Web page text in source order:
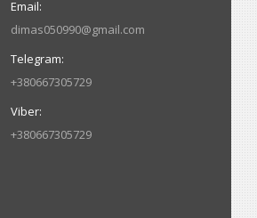
dimas050990@gmail.com
+380667305729
+380667305729